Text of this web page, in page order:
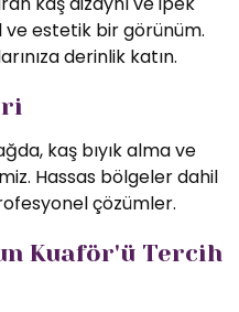
ve estetik bir görünüm.
derinlik katın.
kaş bıyık alma ve
Hassas bölgeler dahil
çözümler.
Kuaför'ü Tercih